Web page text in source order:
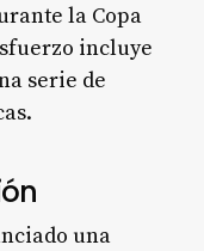
la Copa
incluye
serie de
una